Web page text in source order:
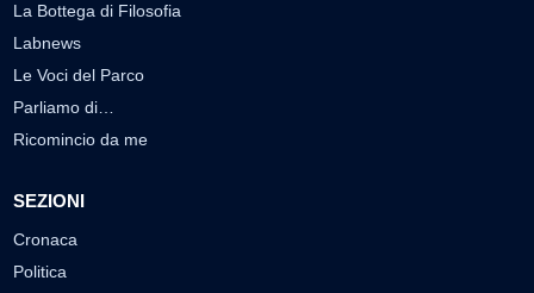
La Bottega di Filosofia
Labnews
Le Voci del Parco
Parliamo di…
Ricomincio da me
SEZIONI
Cronaca
Politica